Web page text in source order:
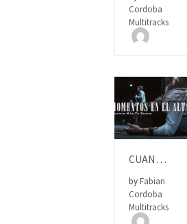
ITEM PRICE:
$15.00
Cordoba
Multitracks
AÑADIR AL
ITEM PRICE:
$15.00
CUANTO MÁS TE BUSCO | Multitrack | CENTRO VIDA
byFabian
Cordoba
Multitracks